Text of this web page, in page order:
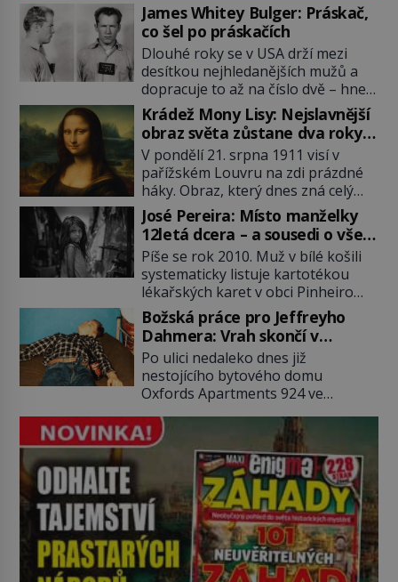
James Whitey Bulger: Práskač,
co šel po práskačích
Dlouhé roky se v USA drží mezi
desítkou nejhledanějších mužů a
dopracuje to až na číslo dvě – hned
po Usámovi bin Ládinovi (1957–
2011). To je James „Whitey“ Bulger
(1929–2018) viněný ze spoluúčasti
na 19 vraždách, vydírání a lichvy. A
samozřejmě, krom toho je ještě
drogový dealer, který neváhá
odstranit z cesty všechny práskače,
zatímco […]
Krádež Mony Lisy: Nejslavnější
obraz světa zůstane dva roky
nezvěstný
V pondělí 21. srpna 1911 visí v
pařížském Louvru na zdi prázdné
háky. Obraz, který dnes zná celý
svět, je pryč. Zpočátku si nikdo
nemyslí, že jde o krádež.
Zaměstnanci jsou přesvědčeni, že
Mona Lisa je jen v restaurátorské
dílně nebo u fotografa. Když se
ukáže pravda, propukne jeden z
největších honů na zloděje v […]
José Pereira: Místo manželky
12letá dcera – a sousedi o všem
vědí!
Píše se rok 2010. Muž v bílé košili
systematicky listuje kartotékou
lékařských karet v obci Pinheiro
ležící asi 20 kilometrů od farmy s
podivínským majitelem. Něco tu
nesedí. Ledaže… Ledaže by ta
mladá dívka z farmy byla ne
manželkou, ale dcerou – a všechny
ty děti byly zplozené v incestu. Na
sociálním odboru jednoho z […]
Božská práce pro Jeffreyho
Dahmera: Vrah skončí v
tratolišti krve ve vězeňských
umývárnách
Po ulici nedaleko dnes již
nestojícího bytového domu
Oxfords Apartments 924 ve
potácí zcela zmatený 14letý
Konerak Sinthasomphone. Když ho
zastaví policejní hlídka, ochable jí
nadiktuje adresu „jeho kamaráda“.
Strážníci ho dopraví zpět do
udaného bytu. Oním „kamarádem“
je ovšem jeden z nejslavnějších
vrahů, Jeffrey Dahmer (1960–1994).
Je 27. května 1991. […]